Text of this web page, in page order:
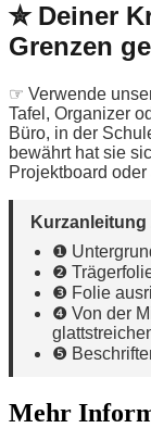
✮ Deiner
Grenzen
☞ Verwende
Tafel, Organizer
Büro, in der
bewährt hat sie
Projektboard
❶
❷
❸ Folie
❹ Von der
❺
Mehr